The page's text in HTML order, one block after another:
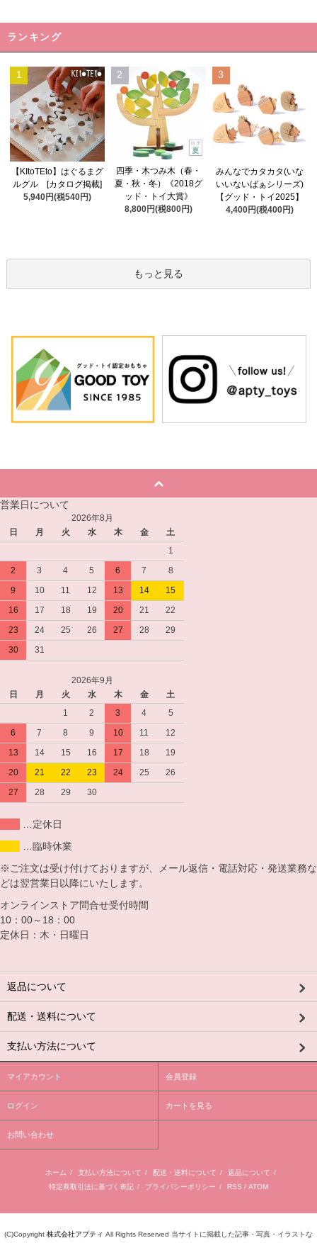
ランキング
1
【KItoTEto】はぐるまグ
ルグル [カタログ掲載]
5,940円(税540円)
2
四季・木つみ木（春・
夏・秋・冬）《2018グ
ッド・トイ大賞》
8,800円(税800円)
3
みんなでカタカタ(いな
いいないばぁシリーズ)
【グッド・トイ2025】
4,400円(税400円)
もっと見る
営業日について
2026年8月
日
月 火 水 木 金
土
1
2
3 4 5 6 7
8
9
10 11 12 13 14
15
16
17 18 19 20 21
22
23
24 25 26 27 28
29
30
31
2026年9月
日
月 火 水 木 金
土
1
2 3 4
5
6
7 8 9 10 11
12
13
14 15 16 17 18
19
20
21 22 23 24 25
26
27
28 29 30
…定休日
…臨時休業
※ご注文は受け付けておりますが、メール返信・電話対応・発送業務な
どは翌営業日以降にいたします。
オンラインストア問合せ受付時間
10：00～18：00
定休日：木・日曜日
返品について
配送・送料について
支払い方法について
マイアカウント 会員登録
ログイン カートを見る
お問い合わせ
ホーム / 支払い方法について / 配送・送料について / 返品について /
特定商取引法に基づく表記 / プライバシーポリシー / RSS / ATOM
(C)Copyright 株式会社アプティ All Rights Reserved 当サイトに掲載した記事・写真・イラストな